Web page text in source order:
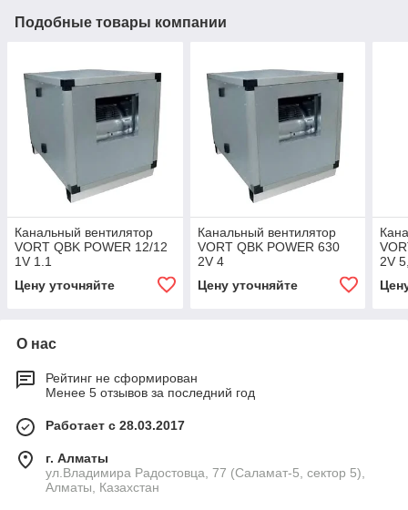
Подобные товары компании
Канальный вентилятор
VORT QBK POWER 12/12
1V 1.1
Цену уточняйте
Канальный вентилятор
VORT QBK POWER 630
2V 4
Цену уточняйте
2V
О нас
Рейтинг не сформирован
Менее 5 отзывов за последний год
Работает с 28.03.2017
г. Алматы
ул.Владимира Радостовца, 77 (Саламат-5, сектор 5),
Алматы, Казахстан